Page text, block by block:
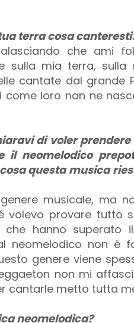
terra cosa
che ami
sulla mia terra, sulla
cantate dal grande
come loro non ne
di voler
il neomelodico
questa musica
musicale, ma
volevo provare tutto
hanno superato
neomelodico non è
genere viene
non mi
cantarle metto tutta
neomelodica?